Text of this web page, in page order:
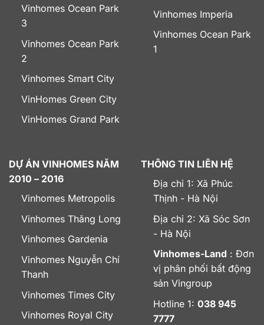
Vinhomes Ocean Park
3
Vinhomes Ocean Park
2
Vinhomes Smart City
VinHomes Green City
VinHomes Grand Park
Vinhomes Imperia
Vinhomes Ocean Park
1
DỰ ÁN VINHOMES NĂM
2010 – 2016
Vinhomes Metropolis
Vinhomes Thăng Long
Vinhomes Gardenia
Vinhomes Nguyễn Chí
Thanh
Vinhomes Times City
Vinhomes Royal City
THÔNG TIN LIÊN HỆ
Địa chỉ 1: Xã Phúc
Thịnh - Hà Nội
Địa chỉ 2: Xã Sóc Sơn
- Hà Nội
Vinhomes-Land : Đơn
vị phân phối bất động
sản Vingroup
Hotline 1: 038 945
7777